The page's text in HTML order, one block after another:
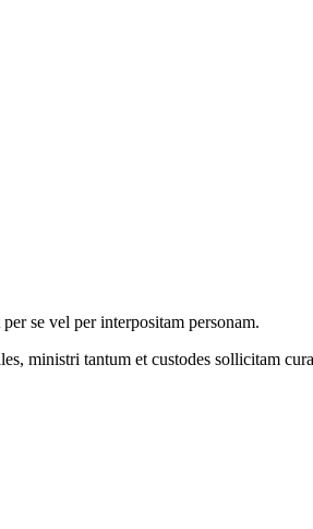
se vel per interpositam personam.
ministri tantum et custodes sollicitam